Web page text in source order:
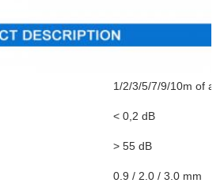
1/2/3/5/7/9/10m of
< 0,2 dB
> 55 dB
0.9 / 2.0 / 3.0 mm